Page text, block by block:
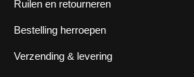
Ruilen en retourneren
Bestelling herroepen
Verzending & levering